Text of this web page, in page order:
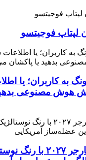
لپتاپ فوجیتسو
به کاربران؛ یا
هوش مصنوعی
رونمایی از دوج چارجر